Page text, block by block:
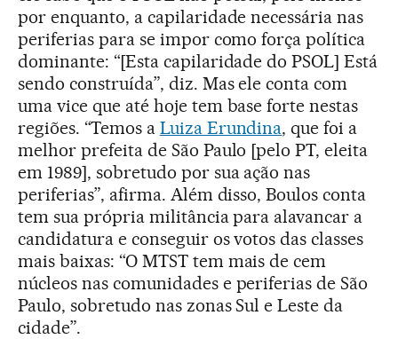
por enquanto, a capilaridade necessária nas
periferias para se impor como força política
dominante: “[Esta capilaridade do PSOL] Está
sendo construída”, diz. Mas ele conta com
uma vice que até hoje tem base forte nestas
regiões. “Temos a Luiza Erundina, que foi a
melhor prefeita de São Paulo [pelo PT, eleita
em 1989], sobretudo por sua ação nas
periferias”, afirma. Além disso, Boulos conta
tem sua própria militância para alavancar a
candidatura e conseguir os votos das classes
mais baixas: “O MTST tem mais de cem
núcleos nas comunidades e periferias de São
Paulo, sobretudo nas zonas Sul e Leste da
cidade”.